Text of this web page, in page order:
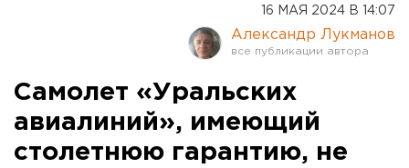
16 МАЯ 2024 В 14:07
Александр Лукманов
Самолет «Уральских
авиалиний», имеющий
столетнюю гарантию, не